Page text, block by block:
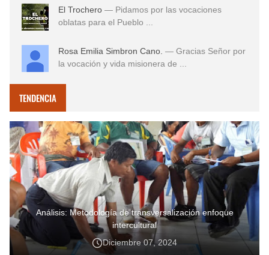
El Trochero — Pidamos por las vocaciones
oblatas para el Pueblo ...
Rosa Emilia Simbron Cano. — Gracias Señor por
la vocación y vida misionera de ...
TENDENCIA
Análisis: Metodología de transversalización enfoque
intercultural
Diciembre 07, 2024